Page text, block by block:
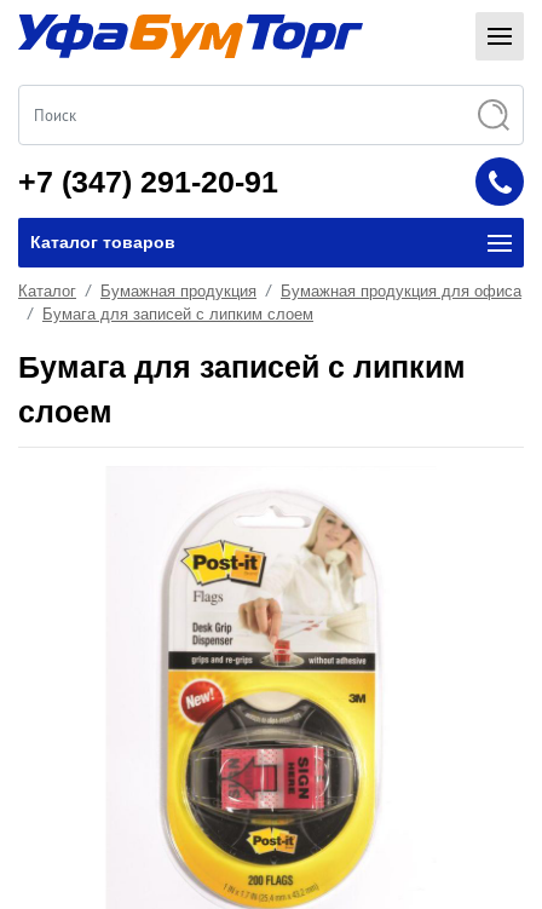
+7 (347) 291-20-91
Каталог товаров
Каталог Бумажная продукция
Бумажная продукция для офиса
Бумага для записей с липким слоем
Бумага для записей с липким
слоем